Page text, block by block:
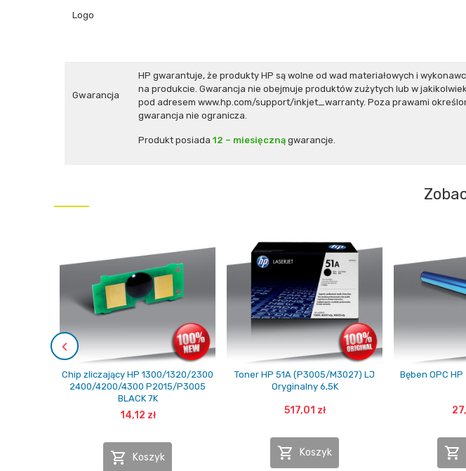
Logo
Gwarancja
HP gwarantuje, że produkty HP są wolne od wad materiałowych i
na produkcie. Gwarancja nie obejmuje produktów zużytych lub w
pod adresem www.hp.com/support/inkjet_warranty. Poza prawami
gwarancja nie ogranicza.
Produkt posiada 12 – miesięczną gwarancje.
Chip zliczający HP 1300/1320/2300
2400/4200/4300 P2015/P3005
BLACK 7K
14,12 zł
 Koszyk
Toner HP 51A (P3005/M3027) LJ
Oryginalny 6,5K
517,01 zł
 Koszyk
Bęben OPC
